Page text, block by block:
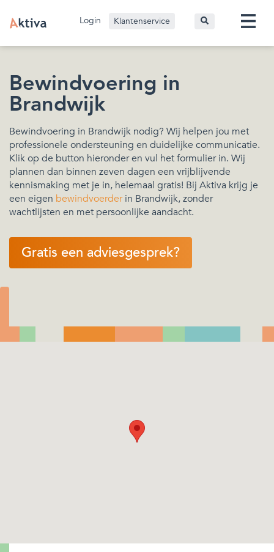
Login Klantenservice
Bewindvoering in
Brandwijk
Bewindvoering in Brandwijk nodig? Wij helpen jou met
professionele ondersteuning en duidelijke communicatie.
Klik op de button hieronder en vul het formulier in. Wij
plannen dan binnen zeven dagen een vrijblijvende
kennismaking met je in, helemaal gratis! Bij Aktiva krijg je
een eigen bewindvoerderin Brandwijk, zonder
wachtlijsten en met persoonlijke aandacht.
Gratis een adviesgesprek?